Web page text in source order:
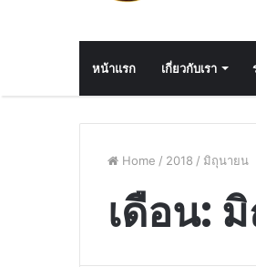
หน้าแรก เกี่ยวกับเรา
Home / 2018 / มิถุนายน
เดือน: